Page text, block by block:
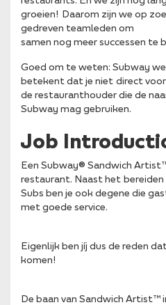
groeien! Daarom zijn we op
gedreven teamleden om
samen nog meer successen te
Goed om te weten: Subway
betekent dat je niet direct
de restauranthouder die de
Subway mag gebruiken.
Job
Een Subway® Sandwich
restaurant. Naast het bereiden
Subs ben je ook degene die
met goede service.
Eigenlijk ben jíj dus de reden
komen!
De baan van Sandwich Artist™